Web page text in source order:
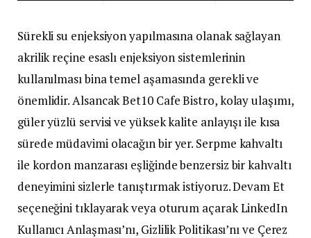
Sürekli su enjeksiyon yapılmasına olanak sağlayan
akrilik reçine esaslı enjeksiyon sistemlerinin
kullanılması bina temel aşamasında gerekli ve
önemlidir. Alsancak Bet10 Cafe Bistro, kolay ulaşımı,
güler yüzlü servisi ve yüksek kalite anlayışı ile kısa
sürede müdavimi olacağın bir yer. Serpme kahvaltı
ile kordon manzarası eşliğinde benzersiz bir kahvaltı
deneyimini sizlerle tanıştırmak istiyoruz. Devam Et
seçeneğini tıklayarak veya oturum açarak LinkedIn
Kullanıcı Anlaşması’nı, Gizlilik Politikası’nı ve Çerez